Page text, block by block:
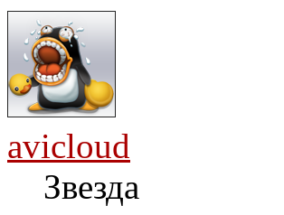
avicloud
Звезда